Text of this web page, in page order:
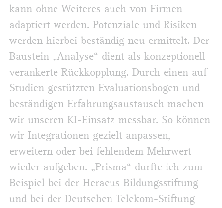
kann ohne Weiteres auch von Firmen
adaptiert werden. Potenziale und Risiken
werden hierbei beständig neu ermittelt. Der
Baustein „Analyse“ dient als konzeptionell
verankerte Rückkopplung. Durch einen auf
Studien gestützten Evaluationsbogen und
beständigen Erfahrungsaustausch machen
wir unseren KI-Einsatz messbar. So können
wir Integrationen gezielt anpassen,
erweitern oder bei fehlendem Mehrwert
wieder aufgeben. „Prisma“ durfte ich zum
Beispiel bei der Heraeus Bildungsstiftung
und bei der Deutschen Telekom-Stiftung